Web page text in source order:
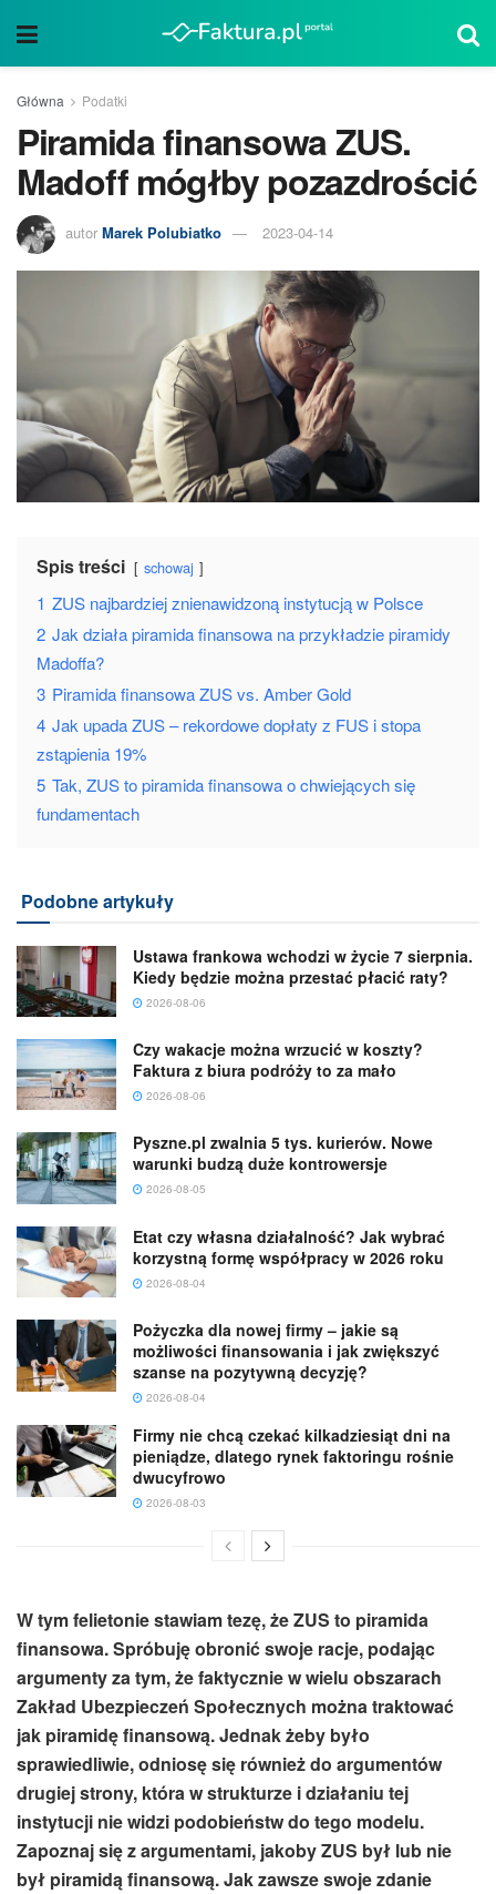
Główna Podatki
Piramida finansowa ZUS.
Madoff mógłby pozazdrościć
autor Marek Polubiatko 2023-04-14
Spis treści schowaj
1 ZUS najbardziej znienawidzoną instytucją w Polsce
2 Jak działa piramida finansowa na przykładzie piramidy
Madoffa?
3 Piramida finansowa ZUS vs. Amber Gold
4 Jak upada ZUS – rekordowe dopłaty z FUS i stopa
zstąpienia 19%
5 Tak, ZUS to piramida finansowa o chwiejących się
fundamentach
Podobne artykuły
Ustawa frankowa wchodzi w życie 7 sierpnia.
Kiedy będzie można przestać płacić raty?
2026-08-06
Czy wakacje można wrzucić w koszty?
Faktura z biura podróży to za mało
2026-08-06
Pyszne.pl zwalnia 5 tys. kurierów. Nowe
warunki budzą duże kontrowersje
2026-08-05
Etat czy własna działalność? Jak wybrać
korzystną formę współpracy w 2026 roku
2026-08-04
Pożyczka dla nowej firmy – jakie są
możliwości finansowania i jak zwiększyć
szanse na pozytywną decyzję?
2026-08-04
Firmy nie chcą czekać kilkadziesiąt dni na
pieniądze, dlatego rynek faktoringu rośnie
dwucyfrowo
2026-08-03
W tym felietonie stawiam tezę, że ZUS to piramida
finansowa. Spróbuję obronić swoje racje, podając
argumenty za tym, że faktycznie w wielu obszarach
Zakład Ubezpieczeń Społecznych można traktować
jak piramidę finansową. Jednak żeby było
sprawiedliwie, odniosę się również do argumentów
drugiej strony, która w strukturze i działaniu tej
instytucji nie widzi podobieństw do tego modelu.
Zapoznaj się z argumentami, jakoby ZUS był lub nie
był piramidą finansową. Jak zawsze swoje zdanie